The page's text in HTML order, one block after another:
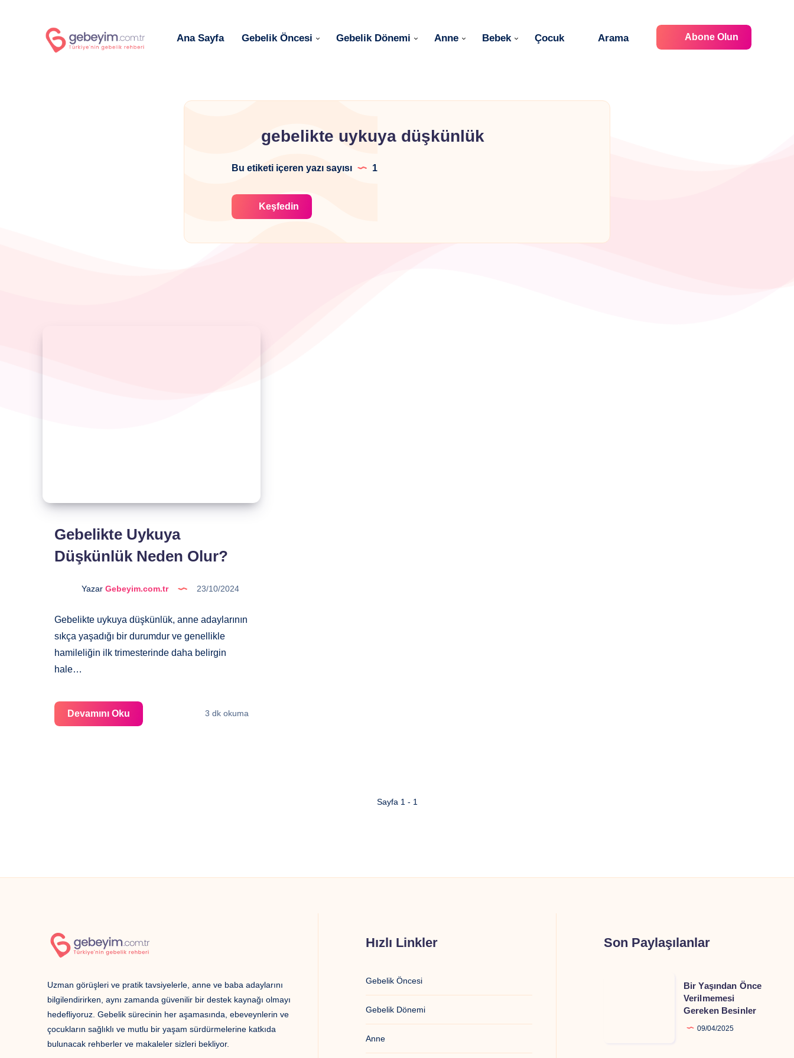
Ana Sayfa Gebelik Öncesi Gebelik Dönemi Anne Bebek Çocuk Arama Abone Olun
gebelikte uykuya düşkünlük
Bu etiketi içeren yazı sayısı 1
Keşfedin
Gebelikte Uykuya
Düşkünlük Neden Olur?
Yazar Gebeyim.com.tr 23/10/2024
Gebelikte uykuya düşkünlük, anne adaylarının
sıkça yaşadığı bir durumdur ve genellikle
hamileliğin ilk trimesterinde daha belirgin
hale…
Devamını Oku
Uykuya
3 dk okuma
Sayfa 1 - 1
Uzman görüşleri ve pratik tavsiyelerle, anne ve baba adaylarını
bilgilendirirken, aynı zamanda güvenilir bir destek kaynağı olmayı
hedefliyoruz. Gebelik sürecinin her aşamasında, ebeveynlerin ve
çocukların sağlıklı ve mutlu bir yaşam sürdürmelerine katkıda
bulunacak rehberler ve makaleler sizleri bekliyor.
Hızlı Linkler
Gebelik Öncesi
Gebelik Dönemi
Anne
Son Paylaşılanlar
Bir Yaşından Önce
Verilmemesi
Gereken Besinler
09/04/2025